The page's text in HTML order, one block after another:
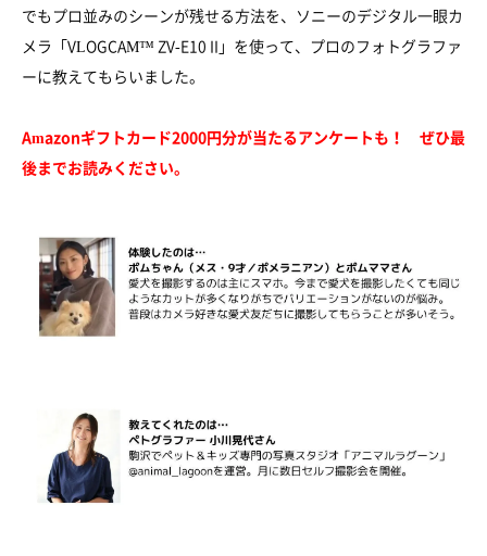
でもプロ並みのシーンが残せる方法を、ソニーのデジタル一眼カ
メラ「VLOGCAM™ ZV-E10 II」を使って、プロのフォトグラファ
ーに教えてもらいました。
Amazonギフトカード2000円分が当たるアンケートも！ ぜひ最
後までお読みください。